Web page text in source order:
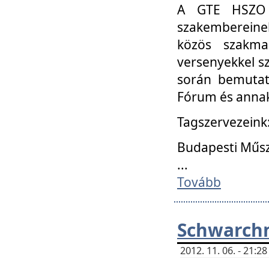
A GTE
közös
versenyekkel
során
Fórum és
Budapesti
...
Tovább
2012. 11. 06. -